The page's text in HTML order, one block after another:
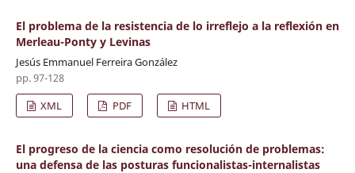
El problema de la resistencia de lo irreflejo a la reflexión en
Merleau-Ponty y Levinas
Jesús Emmanuel Ferreira González
pp. 97-128
XML
PDF HTML
El progreso de la ciencia como resolución de problemas:
una defensa de las posturas funcionalistas-internalistas